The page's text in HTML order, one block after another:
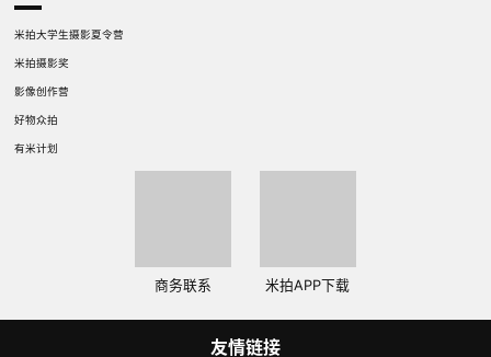
米拍大学生摄影夏令营
米拍摄影奖
影像创作营
好物众拍
有米计划
商务联系 米拍APP下载
友情链接